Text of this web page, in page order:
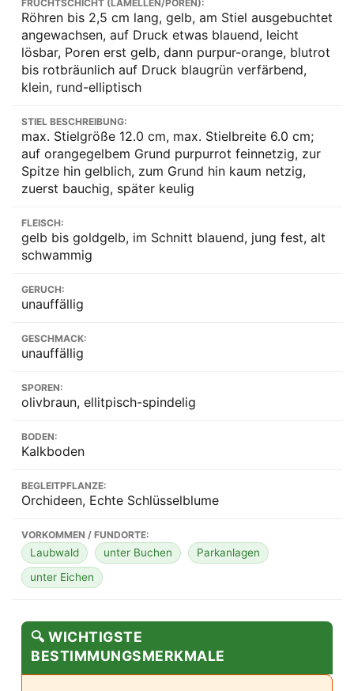
FRUCHTSCHICHT (LAMELLEN/POREN):
Röhren bis 2,5 cm lang, gelb, am Stiel ausgebuchtet
angewachsen, auf Druck etwas blauend, leicht
lösbar, Poren erst gelb, dann purpur-orange, blutrot
bis rotbräunlich auf Druck blaugrün verfärbend,
klein, rund-elliptisch
STIEL BESCHREIBUNG:
max. Stielgröße 12.0 cm, max. Stielbreite 6.0 cm;
auf orangegelbem Grund purpurrot feinnetzig, zur
Spitze hin gelblich, zum Grund hin kaum netzig,
zuerst bauchig, später keulig
FLEISCH:
gelb bis goldgelb, im Schnitt blauend, jung fest, alt
schwammig
GERUCH:
unauffällig
GESCHMACK:
unauffällig
SPOREN:
olivbraun, ellitpisch-spindelig
BODEN:
Kalkboden
BEGLEITPFLANZE:
Orchideen, Echte Schlüsselblume
VORKOMMEN / FUNDORTE:
Laubwald unter Buchen
Parkanlagen
unter Eichen
🔍 WICHTIGSTE
BESTIMMUNGSMERKMALE